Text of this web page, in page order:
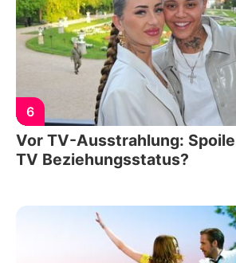
6
Vor TV-Ausstrahlung:
TV Beziehungsstatus?